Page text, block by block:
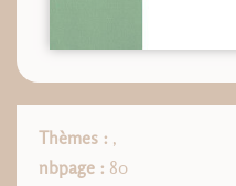
Thèmes : ,
nbpage : 80